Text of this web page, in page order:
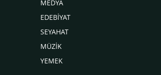
MEDYA
EDEBİYAT
SEYAHAT
MÜZİK
YEMEK